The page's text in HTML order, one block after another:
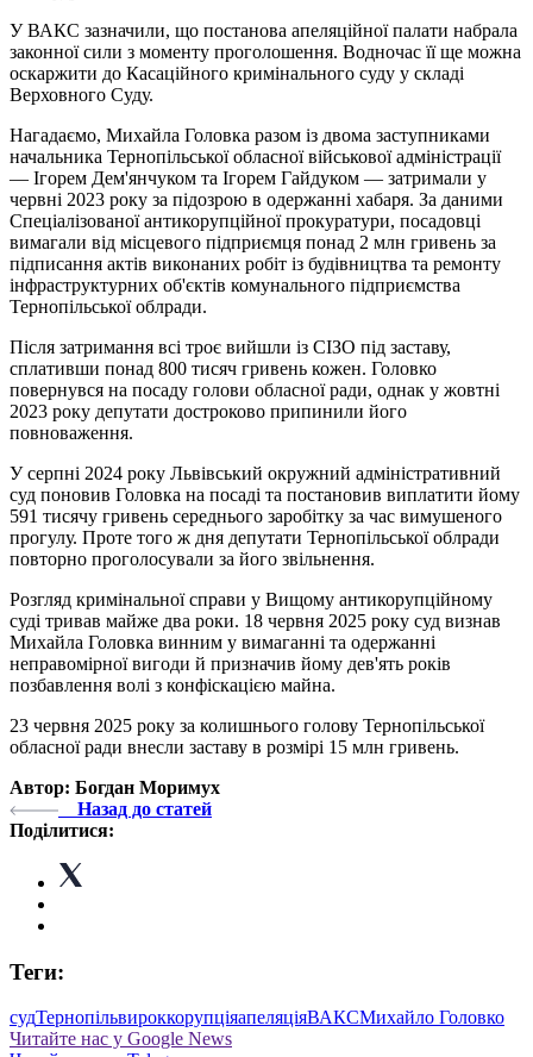
У ВАКС зазначили, що постанова апеляційної палати набрала
законної сили з моменту проголошення. Водночас її ще можна
оскаржити до Касаційного кримінального суду у складі
Верховного Суду.
Нагадаємо, Михайла Головка разом із двома заступниками
начальника Тернопільської обласної військової адміністрації
— Ігорем Дем'янчуком та Ігорем Гайдуком — затримали у
червні 2023 року за підозрою в одержанні хабаря. За даними
Спеціалізованої антикорупційної прокуратури, посадовці
вимагали від місцевого підприємця понад 2 млн гривень за
підписання актів виконаних робіт із будівництва та ремонту
інфраструктурних об'єктів комунального підприємства
Тернопільської облради.
Після затримання всі троє вийшли із СІЗО під заставу,
сплативши понад 800 тисяч гривень кожен. Головко
повернувся на посаду голови обласної ради, однак у жовтні
2023 року депутати достроково припинили його
повноваження.
У серпні 2024 року Львівський окружний адміністративний
суд поновив Головка на посаді та постановив виплатити йому
591 тисячу гривень середнього заробітку за час вимушеного
прогулу. Проте того ж дня депутати Тернопільської облради
повторно проголосували за його звільнення.
Розгляд кримінальної справи у Вищому антикорупційному
суді тривав майже два роки. 18 червня 2025 року суд визнав
Михайла Головка винним у вимаганні та одержанні
неправомірної вигоди й призначив йому дев'ять років
позбавлення волі з конфіскацією майна.
23 червня 2025 року за колишнього голову Тернопільської
обласної ради внесли заставу в розмірі 15 млн гривень.
Автор: Богдан Моримух
Назад до статей
Поділитися:
Теги:
судТернопільвироккорупціяапеляціяВАКСМихайло Головко
Читайте нас у Google News